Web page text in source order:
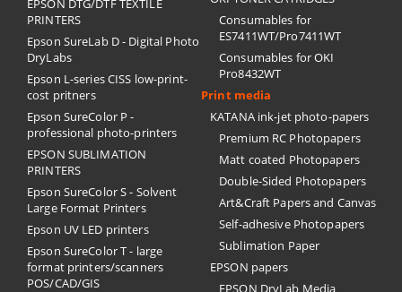
EPSON DTG/DTF TEXTILE
PRINTERS
Epson SureLab D - Digital Photo
DryLabs
Epson L-series CISS low-print-
cost pritners
Epson SureColor P -
professional photo-printers
EPSON SUBLIMATION
PRINTERS
Epson SureColor S - Solvent
Large Format Printers
Epson UV LED printers
Epson SureColor T - large
format printers/scanners
POS/CAD/GIS
Consumables for
ES7411WT/Pro7411WT
Consumables for OKI
Pro8432WT
Print media
KATANA ink-jet photo-papers
Premium RC Photopapers
Matt coated Photopapers
Double-Sided Photopapers
Art&Craft Papers and Canvas
Self-adhesive Photopapers
Sublimation Paper
EPSON papers
EPSON DryLab Media